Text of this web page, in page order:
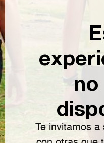
no
Te invitamos